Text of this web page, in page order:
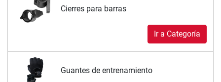
Cierres para barras
Ir a Categoría
Guantes de entrenamiento